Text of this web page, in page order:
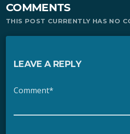
COMMENTS
THIS POST CURRENTLY HAS NO
LEAVE A REPLY
Comment*